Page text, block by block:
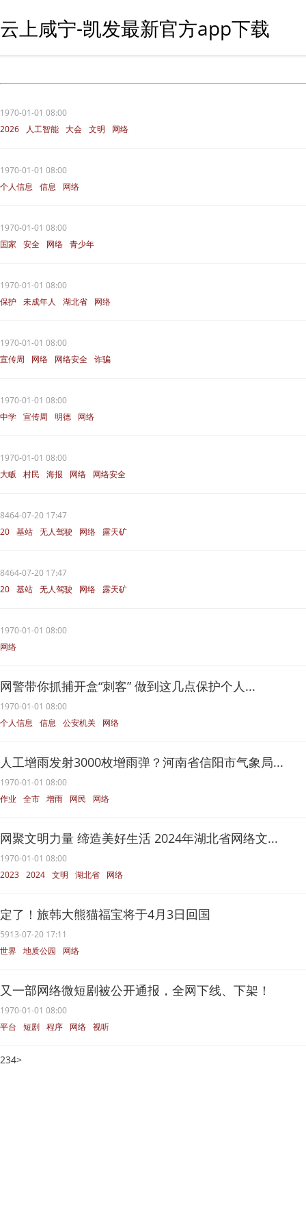
云上咸宁-凯发最新官方app下载
1970-01-01 08:00
2026
人工智能 大会 文明 网络
1970-01-01 08:00
个人信息
信息 网络
1970-01-01 08:00
国家
安全 网络 青少年
1970-01-01 08:00
保护 未成年人 湖北省
网络
1970-01-01 08:00
宣传周
网络 网络安全 诈骗
1970-01-01 08:00
中学 宣传周 明德
网络
1970-01-01 08:00
大畈
村民 海报 网络 网络安全
8464-07-20 17:47
20 基站 无人驾驶 网络 露天矿
8464-07-20 17:47
20 基站 无人驾驶 网络 露天矿
1970-01-01 08:00
网络
网警带你抓捕开盒“刺客” 做到这几点保护个人...
1970-01-01 08:00
个人信息
信息 公安机关
网络
人工增雨发射3000枚增雨弹？河南省信阳市气象局...
1970-01-01 08:00
作业
全市 增雨 网民 网络
网聚文明力量 缔造美好生活 2024年湖北省网络文...
1970-01-01 08:00
2023 2024 文明 湖北省 网络
定了！旅韩大熊猫福宝将于4月3日回国
5913-07-20 17:11
世界 地质公园
网络
又一部网络微短剧被公开通报，全网下线、下架！
1970-01-01 08:00
平台
短剧 程序 网络 视听
234>